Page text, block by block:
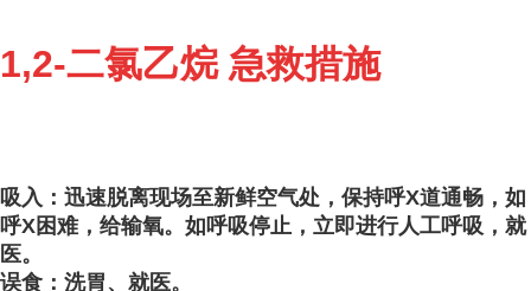
1,2-二氯乙烷 急救措施
吸入：迅速脱离现场至新鲜空气处，保持呼X道通畅，如
呼X困难，给输氧。如呼吸停止，立即进行人工呼吸，就
医。
误食：洗胃、就医。